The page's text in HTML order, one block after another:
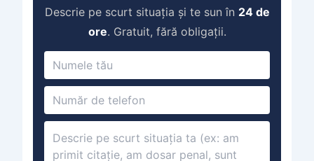
Descrie pe scurt situația și te sun în 24 de
ore. Gratuit, fără obligații.